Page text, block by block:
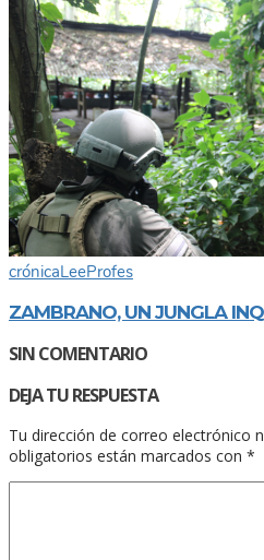
crónicaLeeProfes
ZAMBRANO, UN JUNGLA
SIN COMENTARIO
DEJA TU RESPUESTA
Tu dirección de correo electrónico
obligatorios están marcados con *